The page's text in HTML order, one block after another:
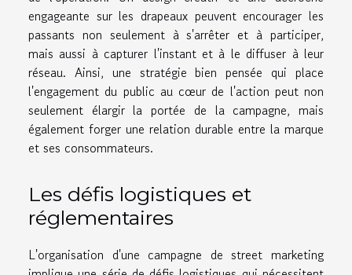
engageante sur les drapeaux peuvent encourager les
passants non seulement à s'arrêter et à participer,
mais aussi à capturer l'instant et à le diffuser à leur
réseau. Ainsi, une stratégie bien pensée qui place
l'engagement du public au cœur de l'action peut non
seulement élargir la portée de la campagne, mais
également forger une relation durable entre la marque
et ses consommateurs.
Les défis logistiques et
réglementaires
L'organisation d'une campagne de street marketing